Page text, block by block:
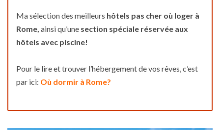
Ma sélection des meilleurs hôtels pas cher où loger à
Rome, ainsi qu’une section spéciale réservée aux
hôtels avec piscine!
Pour le lire et trouver l’hébergement de vos rêves, c’est
par ici: Où dormir à Rome?